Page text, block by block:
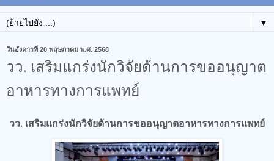
▼
วันอังคารที่ 20 พฤษภาคม พ.ศ. 2568
วว. เสริมแกร่งนักวิจัยด้านการขออนุญาต
อาหารทางการแพทย์
วว. เสริมแกร่งนักวิจัยด้านการขออนุญาตอาหารทางการแพทย์